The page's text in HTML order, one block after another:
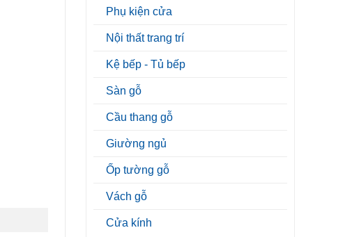
Phụ kiện cửa
Nội thất trang trí
Kệ bếp - Tủ bếp
Sàn gỗ
Cầu thang gỗ
Giường ngủ
Ốp tường gỗ
Vách gỗ
Cửa kính